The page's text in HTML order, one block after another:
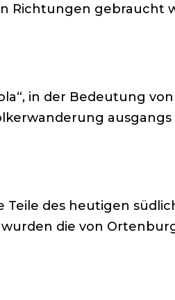
Richtungen gebraucht
in der Bedeutung
des heutigen
wurden die von